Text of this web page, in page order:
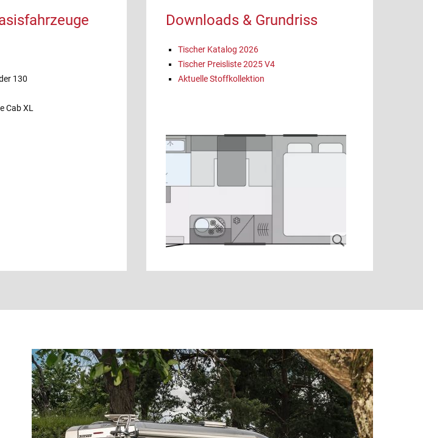
130
Cab XL
Downloads & Grundriss
Tischer Katalog 2026
Tischer Preisliste 2025 V4
Aktuelle Stoffkollektion